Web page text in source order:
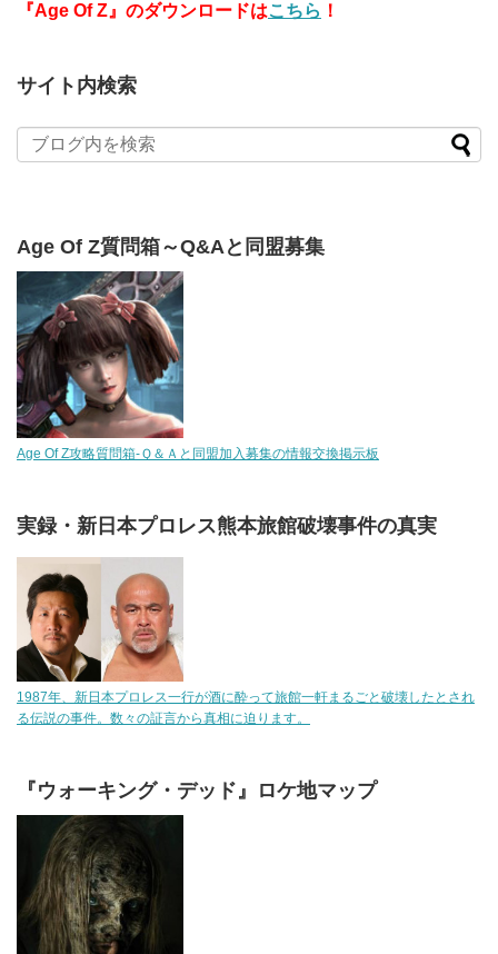
『Age Of Z』のダウンロードはこちら ！
サイト内検索
Age Of Z質問箱～Q&Aと同盟募集
Age Of Z攻略質問箱-Ｑ＆Ａと同盟加入募集の情報交換掲示板
実録・新日本プロレス熊本旅館破壊事件の真実
1987年、新日本プロレス一行が酒に酔って旅館一軒まるごと破壊したとされ
る伝説の事件。数々の証言から真相に迫ります。
『ウォーキング・デッド』ロケ地マップ